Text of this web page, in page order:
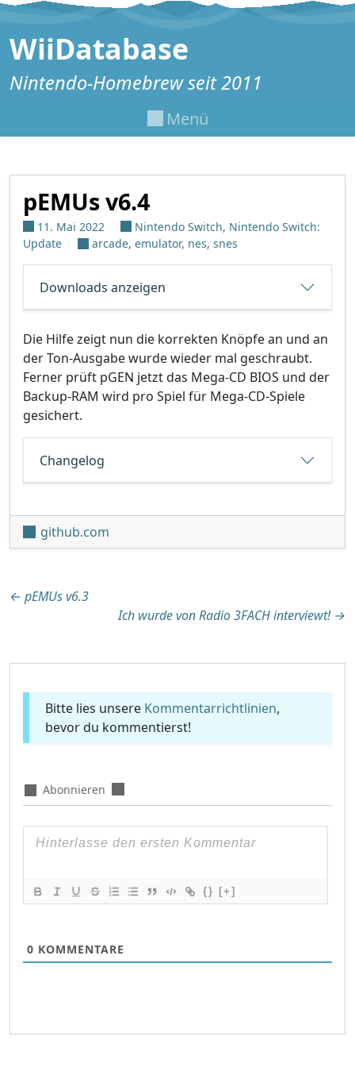
Zum Inhalt springen
WiiDatabase
Nintendo-Homebrew seit 2011
Menü
pEMUs v6.4
11. Mai 2022 Nintendo Switch, Nintendo Switch:
Update
arcade, emulator, nes, snes
Downloads anzeigen
Die Hilfe zeigt nun die korrekten Knöpfe an und an
der Ton-Ausgabe wurde wieder mal geschraubt.
Ferner prüft pGEN jetzt das Mega-CD BIOS und der
Backup-RAM wird pro Spiel für Mega-CD-Spiele
gesichert.
Changelog
github.com
Beitragsnavigation
← pEMUs v6.3
Ich wurde von Radio 3FACH interviewt! →
Bitte lies unsere Kommentarrichtlinien,
bevor du kommentierst!
Abonnieren
{} [+]
0 KOMMENTARE